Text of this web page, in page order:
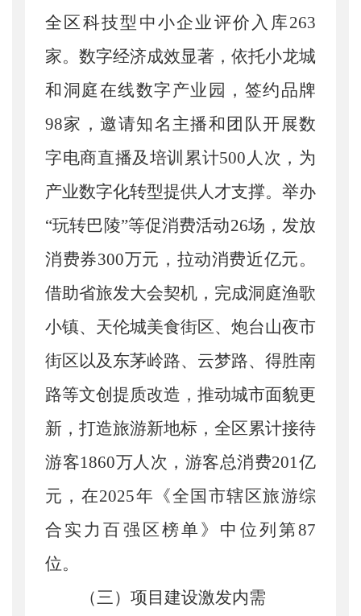
全区科技型中小企业评价入库263
家。数字经济成效显著，依托小龙城
和洞庭在线数字产业园，签约品牌
98家，邀请知名主播和团队开展数
字电商直播及培训累计500人次，为
产业数字化转型提供人才支撑。举办
“玩转巴陵”等促消费活动26场，发放
消费券300万元，拉动消费近亿元。
借助省旅发大会契机，完成洞庭渔歌
小镇、天伦城美食街区、炮台山夜市
街区以及东茅岭路、云梦路、得胜南
路等文创提质改造，推动城市面貌更
新，打造旅游新地标，全区累计接待
游客1860万人次，游客总消费201亿
元，在2025年《全国市辖区旅游综
合实力百强区榜单》中位列第87
位。
（三）项目建设激发内需